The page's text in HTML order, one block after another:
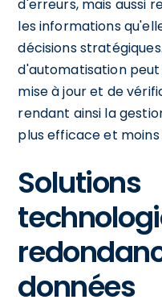
d'erreurs, mais aussi
les informations
décisions
d'automatisation
mise à jour et de
rendant ainsi la
plus efficace et
Solutions
données